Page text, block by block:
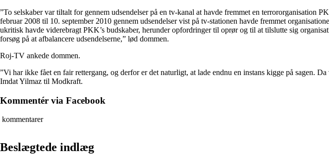
”To selskaber var tiltalt for gennem udsendelser på en tv-kanal at havde fremmet en terrororganisation
februar 2008 til 10. september 2010 gennem udsendelser vist på tv-stationen havde fremmet
ukritisk havde viderebragt PKK’s budskaber, herunder opfordringer til oprør og til at tilslutte sig
forsøg på at afbalancere udsendelserne,” lød dommen.
Roj-TV ankede dommen.
”Vi har ikke fået en fair rettergang, og derfor er det naturligt, at lade endnu en instans kigge på sagen.
Imdat Yilmaz til Modkraft.
Kommentér via Facebook
kommentarer
Beslægtede indlæg